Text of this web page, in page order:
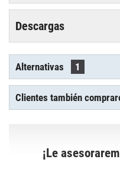
Descargas
Alternativas 1
Clientes también
¡Le